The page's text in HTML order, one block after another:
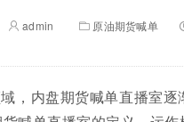
admin 原油期货喊单
，内盘期货喊单直播室